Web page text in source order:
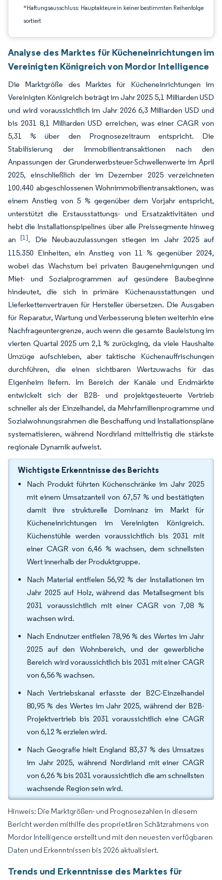
*Haftungsausschluss: Hauptakteure in keiner bestimmten Reihenfolge
sortiert
Analyse des Marktes für Kücheneinrichtungen im
Vereinigten Königreich von Mordor Intelligence
Die Marktgröße des Marktes für Kücheneinrichtungen im
Vereinigten Königreich beträgt im Jahr 2025 5,1 Milliarden USD
und wird voraussichtlich im Jahr 2026 6,3 Milliarden USD und
bis 2031 8,1 Milliarden USD erreichen, was einer CAGR von
5,31 % über den Prognosezeitraum entspricht. Die
Stabilisierung der Immobilientransaktionen nach den
Anpassungen der Grunderwerbsteuer-Schwellenwerte im April
2025, einschließlich der im Dezember 2025 verzeichneten
100.440 abgeschlossenen Wohnimmobilientransaktionen, was
einem Anstieg von 5 % gegenüber dem Vorjahr entspricht,
unterstützt die Erstausstattungs- und Ersatzaktivitäten und
hebt die Installationspipelines über alle Preissegmente hinweg
an[1]. Die Neubauzulassungen stiegen im Jahr 2025 auf
115.350 Einheiten, ein Anstieg von 11 % gegenüber 2024,
wobei das Wachstum bei privaten Baugenehmigungen und
Miet- und Sozialprogrammen auf gesündere Baubeginne
hindeutet, die sich in primäre Küchenausstattungen und
Lieferkettenvertrauen für Hersteller übersetzen. Die Ausgaben
für Reparatur, Wartung und Verbesserung bieten weiterhin eine
Nachfrageuntergrenze, auch wenn die gesamte Bauleistung im
vierten Quartal 2025 um 2,1 % zurückging, da viele Haushalte
Umzüge aufschieben, aber taktische Küchenauffrischungen
durchführen, die einen sichtbaren Wertzuwachs für das
Eigenheim liefern. Im Bereich der Kanäle und Endmärkte
entwickelt sich der B2B- und projektgesteuerte Vertrieb
schneller als der Einzelhandel, da Mehrfamilienprogramme und
Sozialwohnungsrahmen die Beschaffung und Installationspläne
systematisieren, während Nordirland mittelfristig die stärkste
regionale Dynamik aufweist.
Wichtigste Erkenntnisse des Berichts
Nach Produkt führten Küchenschränke im Jahr 2025
mit einem Umsatzanteil von 67,57 % und bestätigten
damit ihre strukturelle Dominanz im Markt für
Kücheneinrichtungen im Vereinigten Königreich.
Küchenstühle werden voraussichtlich bis 2031 mit
einer CAGR von 6,46 % wachsen, dem schnellsten
Wert innerhalb der Produktgruppe.
Nach Material entfielen 56,92 % der Installationen im
Jahr 2025 auf Holz, während das Metallsegment bis
2031 voraussichtlich mit einer CAGR von 7,08 %
wachsen wird.
Nach Endnutzer entfielen 78,96 % des Wertes im Jahr
2025 auf den Wohnbereich, und der gewerbliche
Bereich wird voraussichtlich bis 2031 mit einer CAGR
von 6,56 % wachsen.
Nach Vertriebskanal erfasste der B2C-Einzelhandel
80,95 % des Wertes im Jahr 2025, während der B2B-
Projektvertrieb bis 2031 voraussichtlich eine CAGR
von 6,12 % erzielen wird.
Nach Geografie hielt England 83,37 % des Umsatzes
im Jahr 2025, während Nordirland mit einer CAGR
von 6,26 % bis 2031 voraussichtlich die am schnellsten
wachsende Region sein wird.
Hinweis: Die Marktgrößen- und Prognosezahlen in diesem
Bericht werden mithilfe des proprietären Schätzrahmens von
Mordor Intelligence erstellt und mit den neuesten verfügbaren
Daten und Erkenntnissen bis 2026 aktualisiert.
Trends und Erkenntnisse des Marktes für